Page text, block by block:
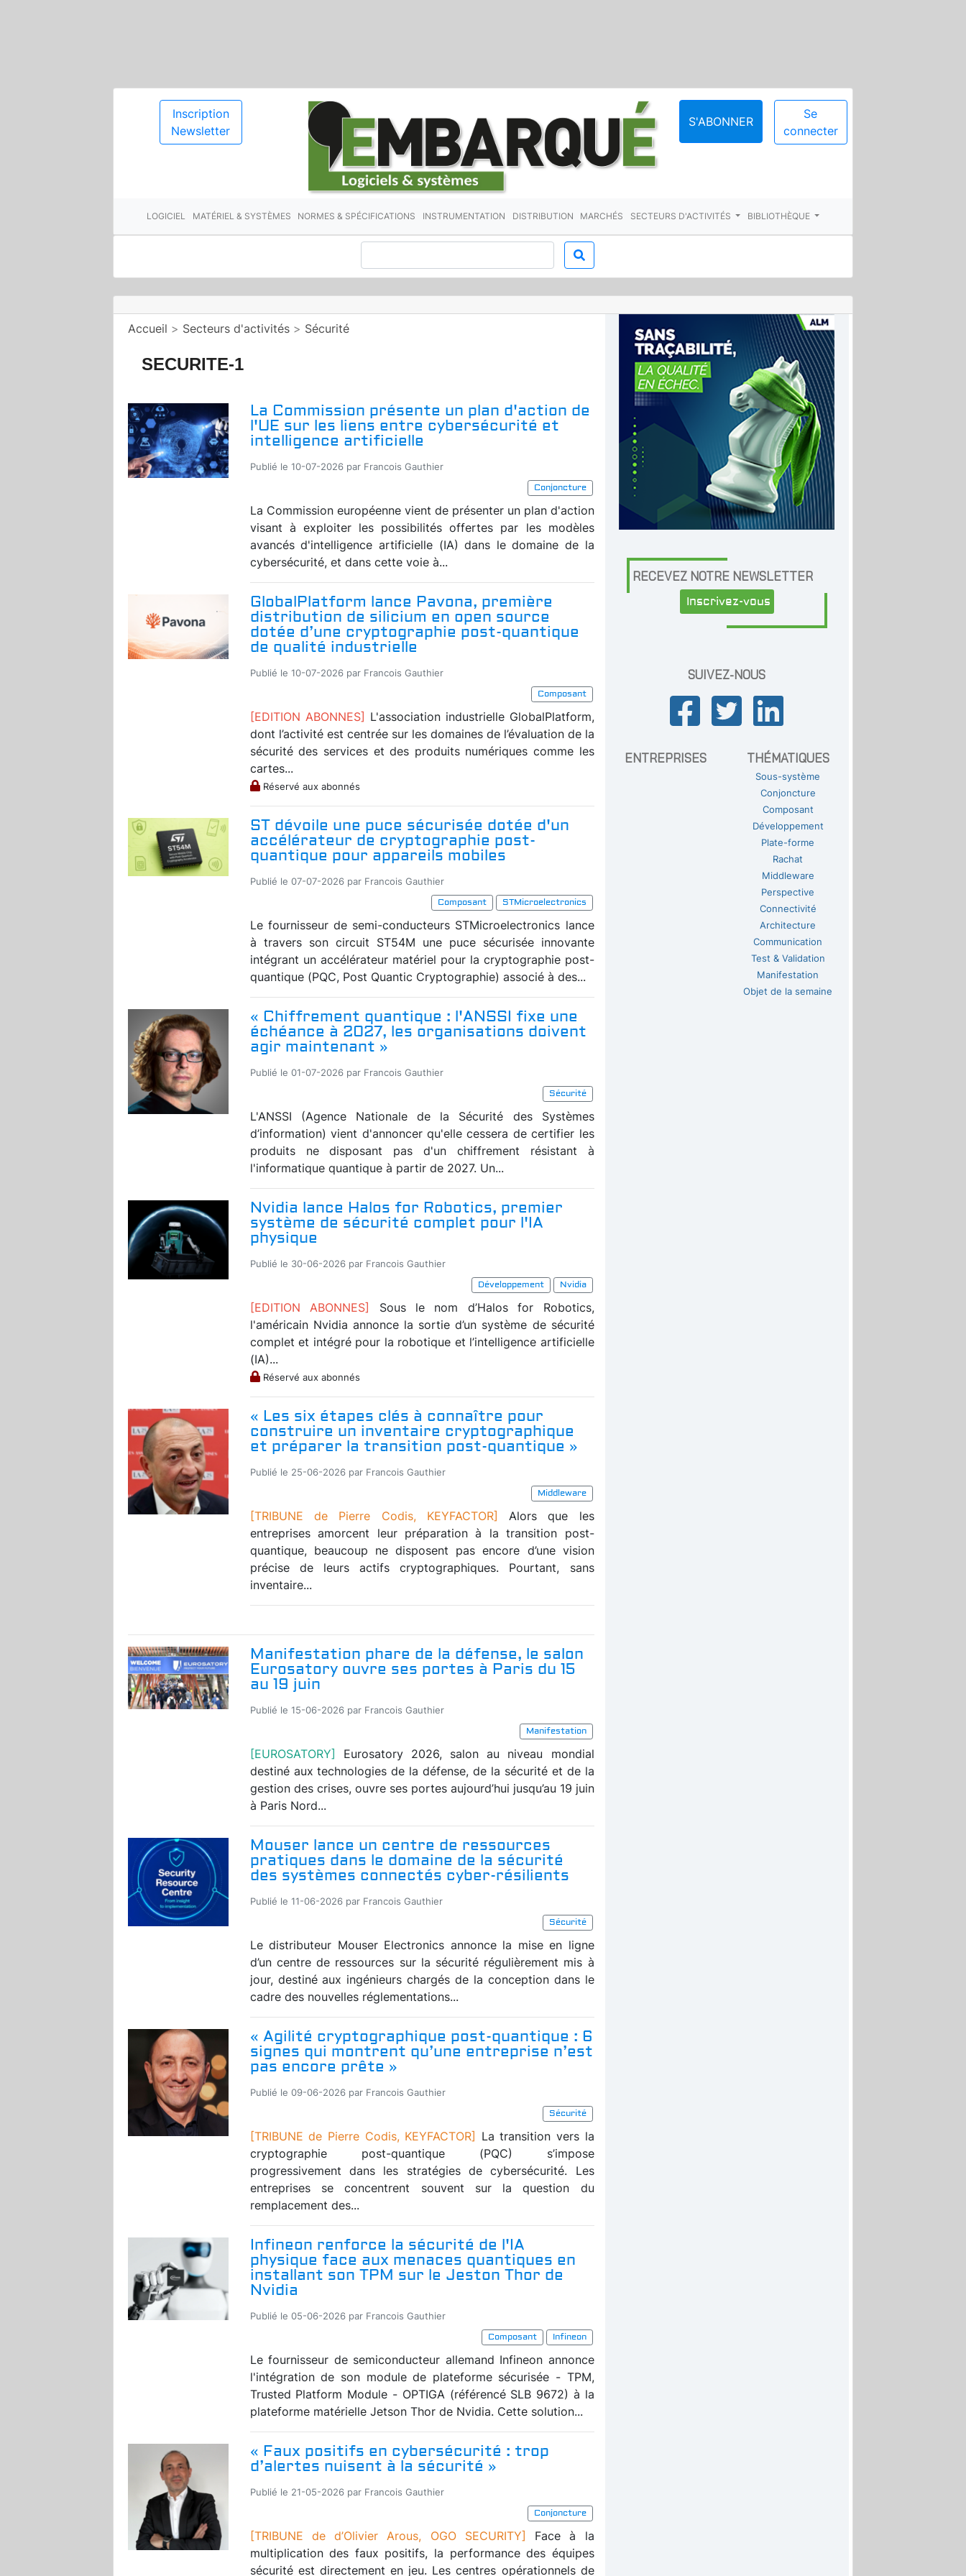
Inscription
Newsletter
S'ABONNER
Se
connecter
LOGICIEL MATÉRIEL & SYSTÈMES NORMES & SPÉCIFICATIONS INSTRUMENTATION DISTRIBUTION MARCHÉS SECTEURS D'ACTIVITÉS BIBLIOTHÈQUE
Accueil > Secteurs d'activités > Sécurité
SECURITE-1
La Commission présente un plan d'action de
l'UE sur les liens entre cybersécurité et
intelligence artificielle
Publié le 10-07-2026 par Francois Gauthier
Conjoncture
La Commission européenne vient de présenter un plan d'action
visant à exploiter les possibilités offertes par les modèles
avancés d'intelligence artificielle (IA) dans le domaine de la
cybersécurité, et dans cette voie à...
GlobalPlatform lance Pavona, première
distribution de silicium en open source
dotée d’une cryptographie post-quantique
de qualité industrielle
Publié le 10-07-2026 par Francois Gauthier
Composant
[EDITION ABONNES] L'association industrielle GlobalPlatform,
dont l’activité est centrée sur les domaines de l’évaluation de la
sécurité des services et des produits numériques comme les
cartes...
Réservé aux abonnés
ST dévoile une puce sécurisée dotée d'un
accélérateur de cryptographie post-
quantique pour appareils mobiles
Publié le 07-07-2026 par Francois Gauthier
Composant
STMicroelectronics
Le fournisseur de semi-conducteurs STMicroelectronics lance
à travers son circuit ST54M une puce sécurisée innovante
intégrant un accélérateur matériel pour la cryptographie post-
quantique (PQC, Post Quantic Cryptographie) associé à des...
« Chiffrement quantique : l'ANSSI fixe une
échéance à 2027, les organisations doivent
agir maintenant »
Publié le 01-07-2026 par Francois Gauthier
Sécurité
L'ANSSI (Agence Nationale de la Sécurité des Systèmes
d’information) vient d'annoncer qu'elle cessera de certifier les
produits ne disposant pas d'un chiffrement résistant à
l'informatique quantique à partir de 2027. Un...
Nvidia lance Halos for Robotics, premier
système de sécurité complet pour l'IA
physique
Publié le 30-06-2026 par Francois Gauthier
Développement
Nvidia
[EDITION ABONNES] Sous le nom d’Halos for Robotics,
l'américain Nvidia annonce la sortie d’un système de sécurité
complet et intégré pour la robotique et l’intelligence artificielle
(IA)...
Réservé aux abonnés
« Les six étapes clés à connaître pour
construire un inventaire cryptographique
et préparer la transition post-quantique »
Publié le 25-06-2026 par Francois Gauthier
Middleware
[TRIBUNE de Pierre Codis, KEYFACTOR] Alors que les
entreprises amorcent leur préparation à la transition post-
quantique, beaucoup ne disposent pas encore d’une vision
précise de leurs actifs cryptographiques. Pourtant, sans
inventaire...
Manifestation phare de la défense, le salon
Eurosatory ouvre ses portes à Paris du 15
au 19 juin
Publié le 15-06-2026 par Francois Gauthier
Manifestation
[EUROSATORY] Eurosatory 2026, salon au niveau mondial
destiné aux technologies de la défense, de la sécurité et de la
gestion des crises, ouvre ses portes aujourd’hui jusqu’au 19 juin
à Paris Nord...
Mouser lance un centre de ressources
pratiques dans le domaine de la sécurité
des systèmes connectés cyber-résilients
Publié le 11-06-2026 par Francois Gauthier
Sécurité
Le distributeur Mouser Electronics annonce la mise en ligne
d’un centre de ressources sur la sécurité régulièrement mis à
jour, destiné aux ingénieurs chargés de la conception dans le
cadre des nouvelles réglementations...
« Agilité cryptographique post-quantique : 6
signes qui montrent qu’une entreprise n’est
pas encore prête »
Publié le 09-06-2026 par Francois Gauthier
Sécurité
[TRIBUNE de Pierre Codis, KEYFACTOR] La transition vers la
cryptographie post-quantique (PQC) s’impose
progressivement dans les stratégies de cybersécurité. Les
entreprises se concentrent souvent sur la question du
remplacement des...
Infineon renforce la sécurité de l'IA
physique face aux menaces quantiques en
installant son TPM sur le Jeston Thor de
Nvidia
Publié le 05-06-2026 par Francois Gauthier
Composant
Infineon
Le fournisseur de semiconducteur allemand Infineon annonce
l'intégration de son module de plateforme sécurisée - TPM,
Trusted Platform Module - OPTIGA (référencé SLB 9672) à la
plateforme matérielle Jetson Thor de Nvidia. Cette solution...
« Faux positifs en cybersécurité : trop
d’alertes nuisent à la sécurité »
Publié le 21-05-2026 par Francois Gauthier
Conjoncture
[TRIBUNE de d’Olivier Arous, OGO SECURITY] Face à la
multiplication des faux positifs, la performance des équipes
sécurité est directement en jeu. Les centres opérationnels de
RECEVEZ NOTRE NEWSLETTER
Inscrivez-vous
SUIVEZ-NOUS
ENTREPRISES THÉMATIQUES
Sous-système
Conjoncture
Composant
Développement
Plate-forme
Rachat
Middleware
Perspective
Connectivité
Architecture
Communication
Test & Validation
Manifestation
Objet de la semaine